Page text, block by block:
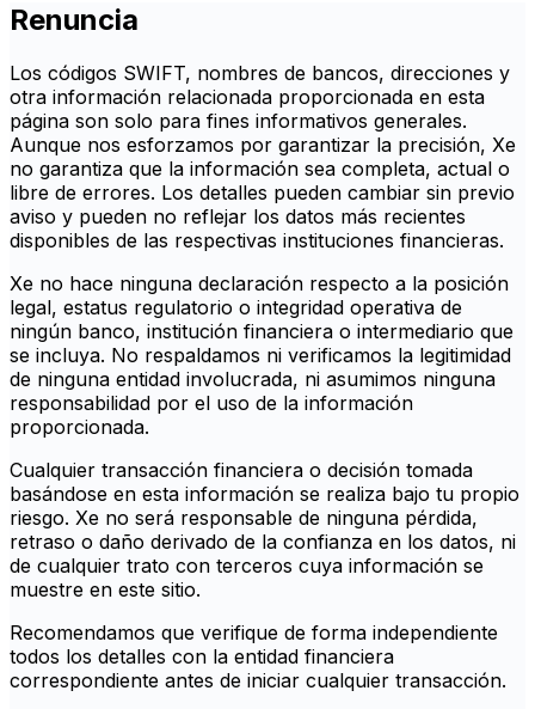
Renuncia
Los códigos SWIFT, nombres de bancos, direcciones y
otra información relacionada proporcionada en esta
página son solo para fines informativos generales.
Aunque nos esforzamos por garantizar la precisión, Xe
no garantiza que la información sea completa, actual o
libre de errores. Los detalles pueden cambiar sin previo
aviso y pueden no reflejar los datos más recientes
disponibles de las respectivas instituciones financieras.
Xe no hace ninguna declaración respecto a la posición
legal, estatus regulatorio o integridad operativa de
ningún banco, institución financiera o intermediario que
se incluya. No respaldamos ni verificamos la legitimidad
de ninguna entidad involucrada, ni asumimos ninguna
responsabilidad por el uso de la información
proporcionada.
Cualquier transacción financiera o decisión tomada
basándose en esta información se realiza bajo tu propio
riesgo. Xe no será responsable de ninguna pérdida,
retraso o daño derivado de la confianza en los datos, ni
de cualquier trato con terceros cuya información se
muestre en este sitio.
Recomendamos que verifique de forma independiente
todos los detalles con la entidad financiera
correspondiente antes de iniciar cualquier transacción.